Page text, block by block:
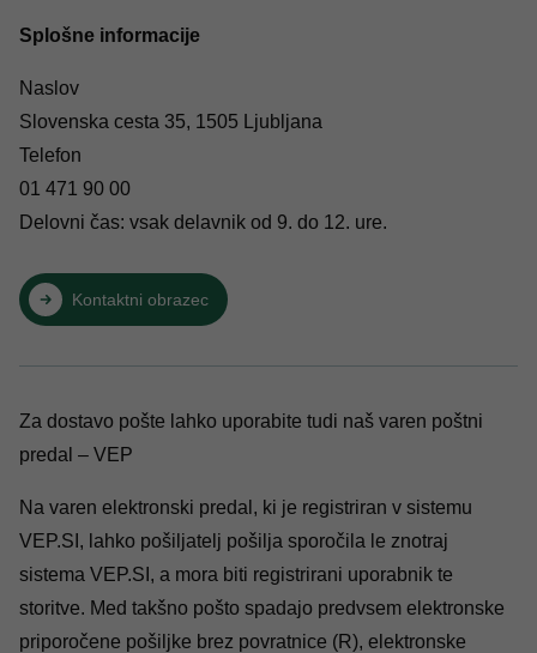
Splošne informacije
Naslov
Slovenska cesta 35, 1505 Ljubljana
Telefon
01 471 90 00
Delovni čas: vsak delavnik od 9. do 12. ure.
Kontaktni obrazec
Za dostavo pošte lahko uporabite tudi naš varen poštni
predal – VEP
Na varen elektronski predal, ki je registriran v sistemu
VEP.SI , lahko pošiljatelj pošilja sporočila le znotraj
sistema VEP.SI , a mora biti registrirani uporabnik te
storitve. Med takšno pošto spadajo predvsem elektronske
priporočene pošiljke brez povratnice (R), elektronske